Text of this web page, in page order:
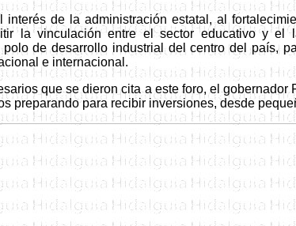
interés de la administración estatal, al
la vinculación entre el sector educativo y el
de desarrollo industrial del centro del país,
e internacional.
que se dieron cita a este foro, el gobernador
preparando para recibir inversiones, desde